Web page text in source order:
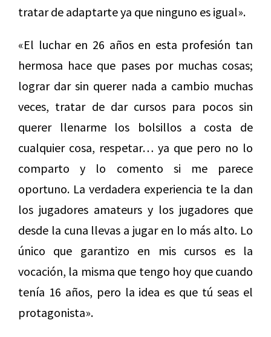
tratar de adaptarte ya que ninguno es igual».
«El luchar en 26 años en esta profesión tan
hermosa hace que pases por muchas cosas;
lograr dar sin querer nada a cambio muchas
veces, tratar de dar cursos para pocos sin
querer llenarme los bolsillos a costa de
cualquier cosa, respetar… ya que pero no lo
comparto y lo comento si me parece
oportuno. La verdadera experiencia te la dan
los jugadores amateurs y los jugadores que
desde la cuna llevas a jugar en lo más alto. Lo
único que garantizo en mis cursos es la
vocación, la misma que tengo hoy que cuando
tenía 16 años, pero la idea es que tú seas el
protagonista».